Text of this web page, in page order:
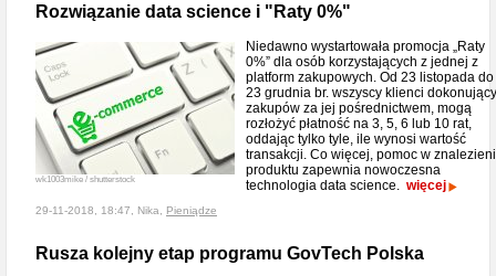
Rozwiązanie data science i "Raty 0%"
wk1003mike / shutterstock
Niedawno wystartowała promocja „Raty
0%” dla osób korzystających z jednej z
platform zakupowych. Od 23 listopada do
23 grudnia br. wszyscy klienci dokonujący
zakupów za jej pośrednictwem, mogą
rozłożyć płatność na 3, 5, 6 lub 10 rat,
oddając tylko tyle, ile wynosi wartość
transakcji. Co więcej, pomoc w
produktu zapewnia nowoczesna
technologia data science. więcej
29-11-2018, 18:47, Nika, Pieniądze
Rusza kolejny etap programu GovTech Polska